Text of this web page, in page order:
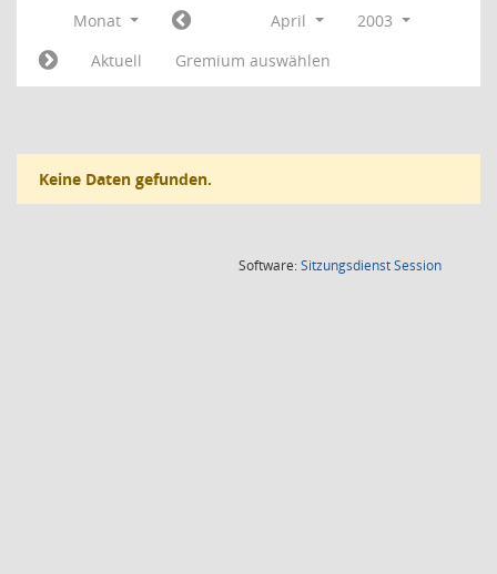
Monat April
2003
Aktuell
Gremium auswählen
Keine Daten gefunden.
Software:SitzungsdienstSession(Wird in